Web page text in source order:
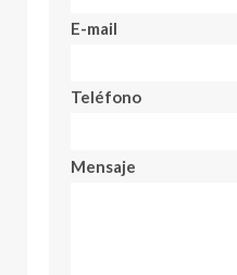
E-mail
Teléfono
Mensaje